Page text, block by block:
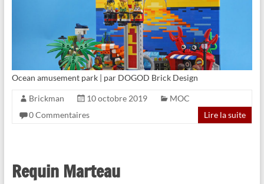
Ocean amusement park | par DOGOD Brick Design
Brickman 10 octobre 2019
MOC
0 Commentaires
Lire la suite
Requin Marteau